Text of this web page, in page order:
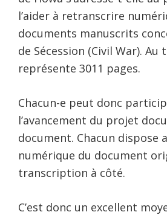
l’aider à retranscrire
documents manuscrits
de Sécession (Civil War). Au
représente 3011 pages.
Chacun-e peut donc
l’avancement du projet
document. Chacun dispose
numérique du document
transcription à côté.
C’est donc un excellent